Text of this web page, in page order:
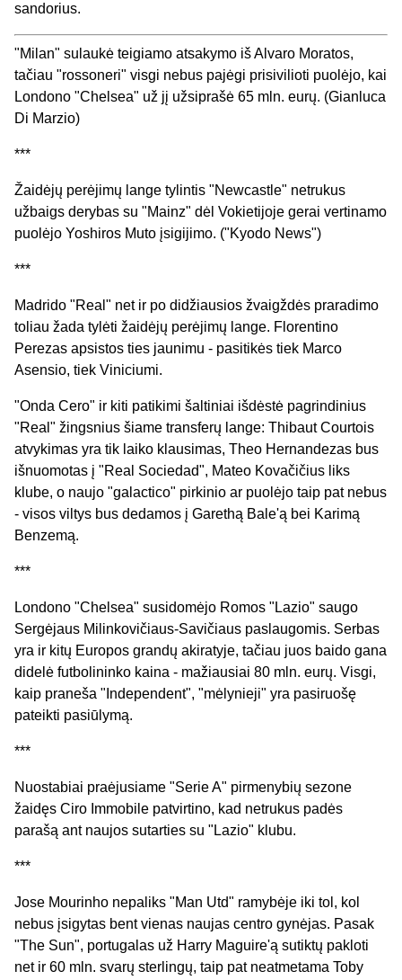
sandorius.
"Milan" sulaukė teigiamo atsakymo iš Alvaro Moratos,
tačiau "rossoneri" visgi nebus pajėgi prisivilioti puolėjo, kai
Londono "Chelsea" už jį užsiprašė 65 mln. eurų. (Gianluca
Di Marzio)
***
Žaidėjų perėjimų lange tylintis "Newcastle" netrukus
užbaigs derybas su "Mainz" dėl Vokietijoje gerai vertinamo
puolėjo Yoshiros Muto įsigijimo. ("Kyodo News")
***
Madrido "Real" net ir po didžiausios žvaigždės praradimo
toliau žada tylėti žaidėjų perėjimų lange. Florentino
Perezas apsistos ties jaunimu - pasitikės tiek Marco
Asensio, tiek Viniciumi.
"Onda Cero" ir kiti patikimi šaltiniai išdėstė pagrindinius
"Real" žingsnius šiame transferų lange: Thibaut Courtois
atvykimas yra tik laiko klausimas, Theo Hernandezas bus
išnuomotas į "Real Sociedad", Mateo Kovačičius liks
klube, o naujo "galactico" pirkinio ar puolėjo taip pat nebus
- visos viltys bus dedamos į Garethą Bale'ą bei Karimą
Benzemą.
***
Londono "Chelsea" susidomėjo Romos "Lazio" saugo
Sergėjaus Milinkovičiaus-Savičiaus paslaugomis. Serbas
yra ir kitų Europos grandų akiratyje, tačiau juos baido gana
didelė futbolininko kaina - mažiausiai 80 mln. eurų. Visgi,
kaip praneša "Independent", "mėlynieji" yra pasiruošę
pateikti pasiūlymą.
***
Nuostabiai praėjusiame "Serie A" pirmenybių sezone
žaidęs Ciro Immobile patvirtino, kad netrukus padės
parašą ant naujos sutarties su "Lazio" klubu.
***
Jose Mourinho nepaliks "Man Utd" ramybėje iki tol, kol
nebus įsigytas bent vienas naujas centro gynėjas. Pasak
"The Sun", portugalas už Harry Maguire'ą sutiktų pakloti
net ir 60 mln. svarų sterlingų, taip pat neatmetama Toby